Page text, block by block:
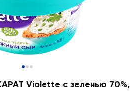
Violette с зеленью 70%,